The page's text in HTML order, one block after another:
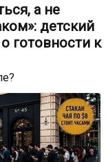
а не
детский
готовности к